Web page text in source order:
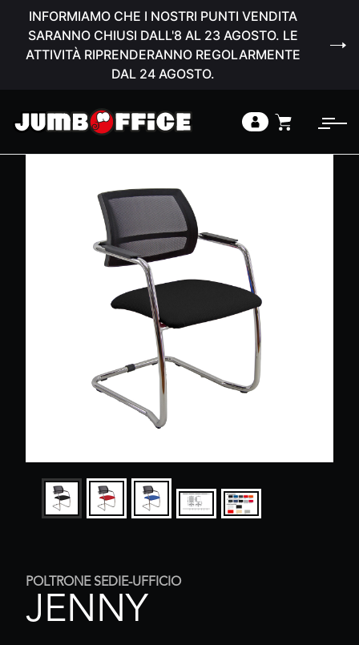
INFORMIAMO CHE I NOSTRI PUNTI VENDITA
SARANNO CHIUSI DALL'8 AL 23 AGOSTO. LE
ATTIVITÀ RIPRENDERANNO REGOLARMENTE
DAL 24 AGOSTO.
POLTRONE SEDIE-UFFICIO
JENNY